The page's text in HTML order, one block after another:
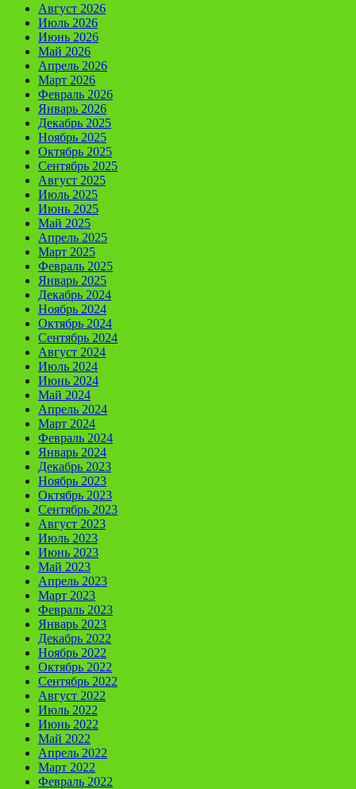
Август 2026
Июль 2026
Июнь 2026
Май 2026
Апрель 2026
Март 2026
Февраль 2026
Январь 2026
Декабрь 2025
Ноябрь 2025
Октябрь 2025
Сентябрь 2025
Август 2025
Июль 2025
Июнь 2025
Май 2025
Апрель 2025
Март 2025
Февраль 2025
Январь 2025
Декабрь 2024
Ноябрь 2024
Октябрь 2024
Сентябрь 2024
Август 2024
Июль 2024
Июнь 2024
Май 2024
Апрель 2024
Март 2024
Февраль 2024
Январь 2024
Декабрь 2023
Ноябрь 2023
Октябрь 2023
Сентябрь 2023
Август 2023
Июль 2023
Июнь 2023
Май 2023
Апрель 2023
Март 2023
Февраль 2023
Январь 2023
Декабрь 2022
Ноябрь 2022
Октябрь 2022
Сентябрь 2022
Август 2022
Июль 2022
Июнь 2022
Май 2022
Апрель 2022
Март 2022
Февраль 2022